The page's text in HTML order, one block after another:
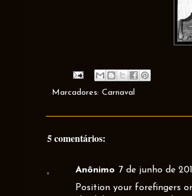
Marcadores: Carnaval
5 comentários:
Anônimo 7 de junho de
Position your forefingers